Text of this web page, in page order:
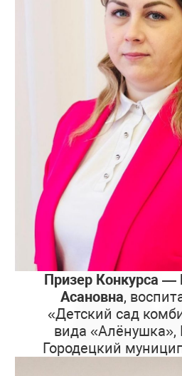
Призер Конкурса —
Асановна,
«Детский сад
вида «Алёнушка»,
Городецкий